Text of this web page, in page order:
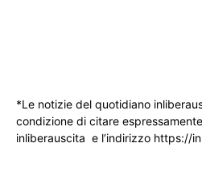
*Le notizie del quotidiano
condizione di citare
inliberauscita e l’indirizzo https://